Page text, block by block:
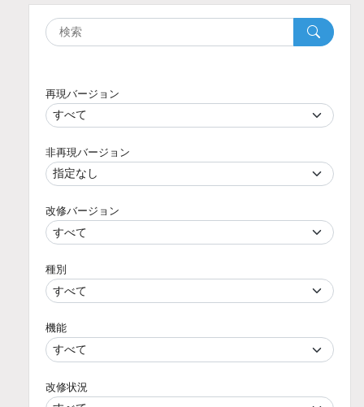
再現バージョン
非再現バージョン
改修バージョン
種別
機能
改修状況